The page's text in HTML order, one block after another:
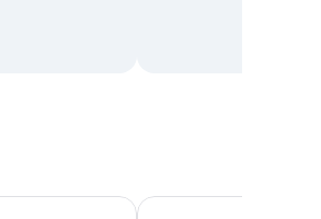
Horsens Jørgensens Hotel